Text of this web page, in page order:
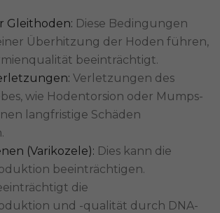
Gleithoden: Diese Bedingungen
Überhitzung der Hoden führen,
beeinträchtigt.
Verletzungen des
wie Hodentorsion oder Mumps-
langfristige Schäden
(Varikozele): Dies kann die
beeinträchtigen.
die
und -qualität durch DNA-